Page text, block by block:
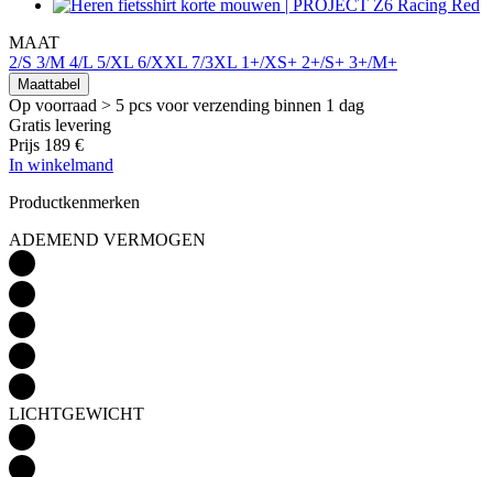
MAAT
2/S 3/M 4/L 5/XL 6/XXL 7/3XL 1+/XS+ 2+/S+ 3+/M+
Maattabel
Op voorraad > 5 pcs voor verzending binnen 1 dag
Gratis levering
Prijs 189 €
In winkelmand
Productkenmerken
ADEMEND VERMOGEN
LICHTGEWICHT